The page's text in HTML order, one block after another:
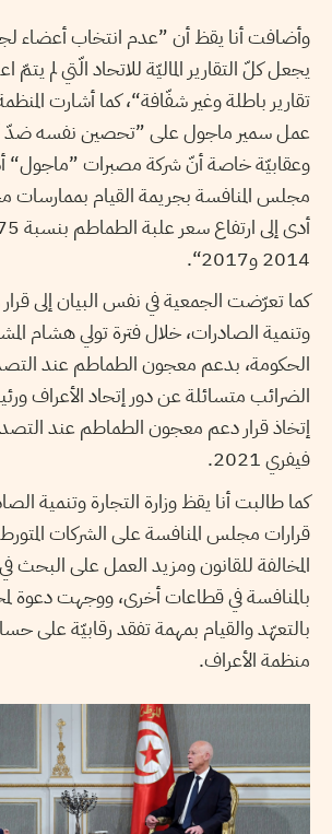
وأضافت أنا يقظ أن ”عدم انتخاب أعضاء لجنة
يجعل كلّ التقارير الماليّة للاتحاد الّتي لم
تقارير باطلة وغير شفّافة“، كما أشارت
عمل سمير ماجول على ”تحصين نفسه ضدّ
وعقابيّة خاصة أنّ شركة مصبرات ”ماجول“
مجلس المنافسة بجريمة القيام بممارسات
2014 و2017
“
.
كما تعرّضت الجمعية في نفس البيان إلى قرار
وتنمية الصادرات، خلال فترة تولي هشام
الحكومة، بدعم معجون الطماطم عند
الضرائب متسائلة عن دور إتحاد الأعراف
فيفري 2021.
كما طالبت أنا يقظ وزارة التجارة وتنمية
قرارات مجلس المنافسة على الشركات
المخالفة للقانون ومزيد العمل على البحث
بالمنافسة في قطاعات أخرى، ووجهت دعوة
بالتعهّد والقيام بمهمة تفقد رقابيّة على
منظمة الأعراف.